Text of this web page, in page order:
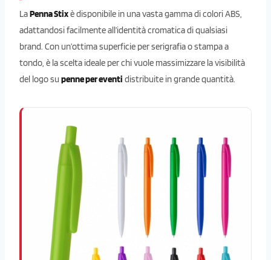
LaPenna Stixè disponibile in una vasta gamma di colori ABS,
adattandosi facilmente all’identità cromatica di qualsiasi
brand. Con un’ottima superficie per serigrafia o stampa a
tondo, è la scelta ideale per chi vuole massimizzare la visibilità
del logo su penne per eventi distribuite in grande quantità.